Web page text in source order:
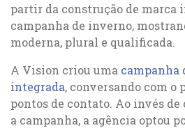
partir da construção de marca
campanha de inverno,
moderna, plural e qualificada.
A Vision criou uma campanha
integrada, conversando com o
pontos de contato. Ao invés
a campanha, a agência optou